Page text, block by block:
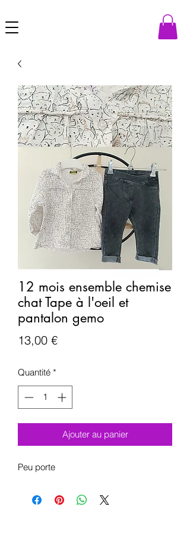
12 mois ensemble chemise
chat Tape à l'oeil et
pantalon gemo
13,00 €Prix
Quantité *
Ajouter au panier
Peu porte